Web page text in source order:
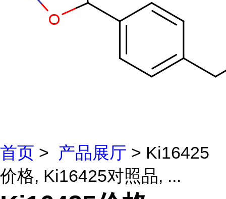
首页 > 产品展厅 > Ki16425
价格, Ki16425对照品, ...